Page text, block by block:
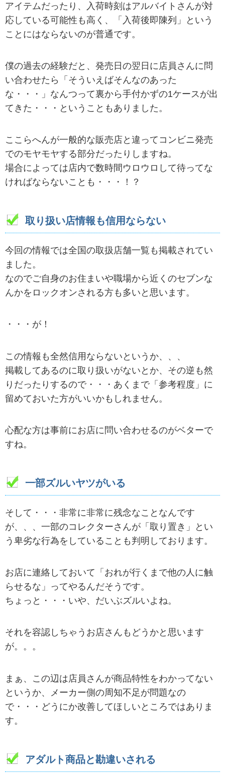
アイテムだったり、入荷時刻はアルバイトさんが対
応している可能性も高く、「入荷後即陳列」という
ことにはならないのが普通です。
僕の過去の経験だと、発売日の翌日に店員さんに問
い合わせたら「そういえばそんなのあった
な・・・」なんつって裏から手付かずの1ケースが出
てきた・・・ということもありました。
ここらへんが一般的な販売店と違ってコンビニ発売
でのモヤモヤする部分だったりしますね。
場合によっては店内で数時間ウロウロして待ってな
ければならないことも・・・！？
取り扱い店情報も信用ならない
今回の情報では全国の取扱店舗一覧も掲載されてい
ました。
なのでご自身のお住まいや職場から近くのセブンな
んかをロックオンされる方も多いと思います。
・・・が！
この情報も全然信用ならないというか、、、
掲載してあるのに取り扱いがないとか、その逆も然
りだったりするので・・・あくまで「参考程度」に
留めておいた方がいいかもしれません。
心配な方は事前にお店に問い合わせるのがベターで
すね。
一部ズルいヤツがいる
そして・・・非常に非常に残念なことなんです
が、、、一部のコレクターさんが「取り置き」とい
う卑劣な行為をしていることも判明しております。
お店に連絡しておいて「おれが行くまで他の人に触
らせるな」ってやるんだそうです。
ちょっと・・・いや、だいぶズルいよね。
それを容認しちゃうお店さんもどうかと思います
が。。。
まぁ、この辺は店員さんが商品特性をわかってない
というか、メーカー側の周知不足が問題なの
で・・・どうにか改善してほしいところではありま
す。
アダルト商品と勘違いされる